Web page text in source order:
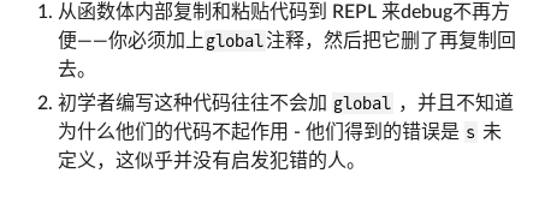
从函数体内部复制和粘贴代码到 REPL 来debug不再方
便——你必须加上 global注释，然后把它删了再复制回
去。
初学者编写这种代码往往不会加 global ，并且不知道
为什么他们的代码不起作用 - 他们得到的错误是 s 未
定义，这似乎并没有启发犯错的人。